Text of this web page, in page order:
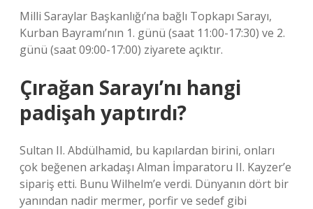
Milli Saraylar Başkanlığı’na bağlı Topkapı Sarayı,
Kurban Bayramı’nın 1. günü (saat 11:00-17:30) ve 2.
günü (saat 09:00-17:00) ziyarete açıktır.
Çırağan Sarayı’nı hangi
padişah yaptırdı?
Sultan II. Abdülhamid, bu kapılardan birini, onları
çok beğenen arkadaşı Alman İmparatoru II. Kayzer’e
sipariş etti. Bunu Wilhelm’e verdi. Dünyanın dört bir
yanından nadir mermer, porfir ve sedef gibi